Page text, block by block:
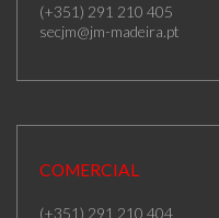
(+351) 291 210 405
secjm@jm-madeira.pt
COMERCIAL
(+351) 291 210 404